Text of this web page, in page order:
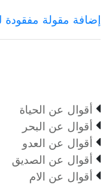
إضافة مقولة مفقودة
 أقوال عن الحياة
 أقوال عن البحر
 أقوال عن العدو
 أقوال عن الصديق
 أقوال عن الام